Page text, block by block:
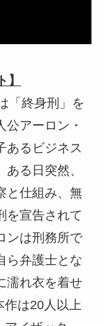
「終身刑」を
公アーロン・
あるビジネス
る日突然、
と仕組み、無
を宣告されて
ンは刑務所で
ら弁護士とな
濡れ衣を着せ
作は20人以上